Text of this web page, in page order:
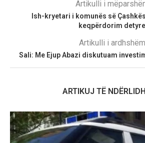
Artikulli i
Ish-kryetari i komunës së
keqpërdorim detyre
Artikulli i ardhshëm
Sali: Me Ejup Abazi diskutuam
ARTIKUJ TË